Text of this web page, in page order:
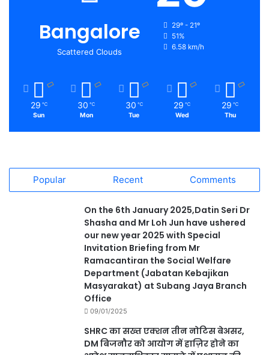
Bangalore
Scattered Clouds
29º - 21º
51%
6.58 km/h
29 ℃
Sun
30 ℃
Mon
30 ℃
Tue
29 ℃
Wed
29 ℃
Thu
Popular Recent Comments
On the 6th January 2025,Datin Seri Dr
Shasha and Mr Loh Jun have ushered
our new year 2025 with Special
Invitation Briefing from Mr
Ramacantiran the Social Welfare
Department (Jabatan Kebajikan
Masyarakat) at Subang Jaya Branch
Office
09/01/2025
SHRC का सख्त एक्शन तीन नोटिस बेअसर,
DM बिजनौर को आयोग में हाज़िर होने का